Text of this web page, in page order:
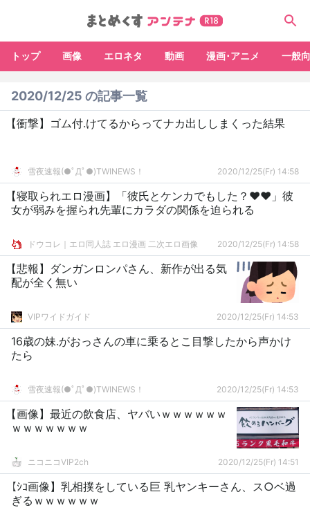
トップ 画像 エロネタ 動画 漫画･アニメ 一般
2020/12/25 の記事一覧
【衝撃】ゴム付.けてるからってナカ出ししまくった結果
雪夜速報(●ﾟДﾟ●)TWINEWS！ 2020/12/25(Fr) 14:58
【寝取られエロ漫画】「彼氏とケンカでもした？♥♥」彼
女が弱みを握られ先輩にカラダの関係を迫られる
ドウコレ｜エロ同人誌 エロ漫画 二次エロ画像 2020/12/25(Fr) 14:58
【悲報】ダンガンロンパさん、新作が出る気
配が全く無い
VIPワイドガイド 2020/12/25(Fr) 14:53
16歳の妹.がおっさんの車に乗るとこ目撃したから声かけ
たら
雪夜速報(●ﾟДﾟ●)TWINEWS！ 2020/12/25(Fr) 14:53
【画像】最近の飲食店、ヤバいｗｗｗｗｗｗ
ｗｗｗｗｗｗｗ
ニコニコVIP2ch 2020/12/25(Fr) 14:51
【ｼｺ画像】乳相撲をしている巨 乳ヤンキーさん、ス○ベ過
ぎるｗｗｗｗｗｗ